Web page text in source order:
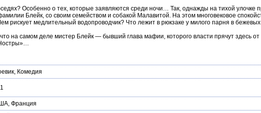
Особенно о тех, которые заявляются среди ночи… Так, однажды на тихой улочке
Блейк, со своим семейством и собакой Малавитой. На этом многовековое
рискует медлительный водопроводчик? Что лежит в рюкзаке у милого парня в
на самом деле мистер Блейк — бывший глава мафии, которого власти прячут здесь
, Комедия
, Франция